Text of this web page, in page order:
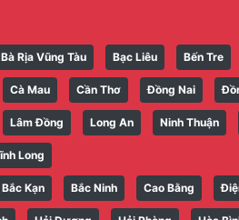
Bà Rịa Vũng Tàu Bạc Liêu Bến Tre
Cà Mau Cần Thơ Đồng Nai
Lâm Đồng Long An Ninh Thuận
Long
Bắc Kạn Bắc Ninh Cao Bằng